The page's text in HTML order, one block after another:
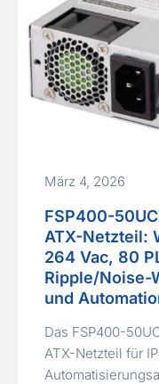
März 4, 2026
FSP400-
ATX-Netzteil:
264 Vac, 80
Ripple/Noise-
und
Das FSP400-
ATX-Netzteil für